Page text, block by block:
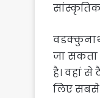
सांस्कृतिक
जा सकता
है। वहां से
लिए सबसे